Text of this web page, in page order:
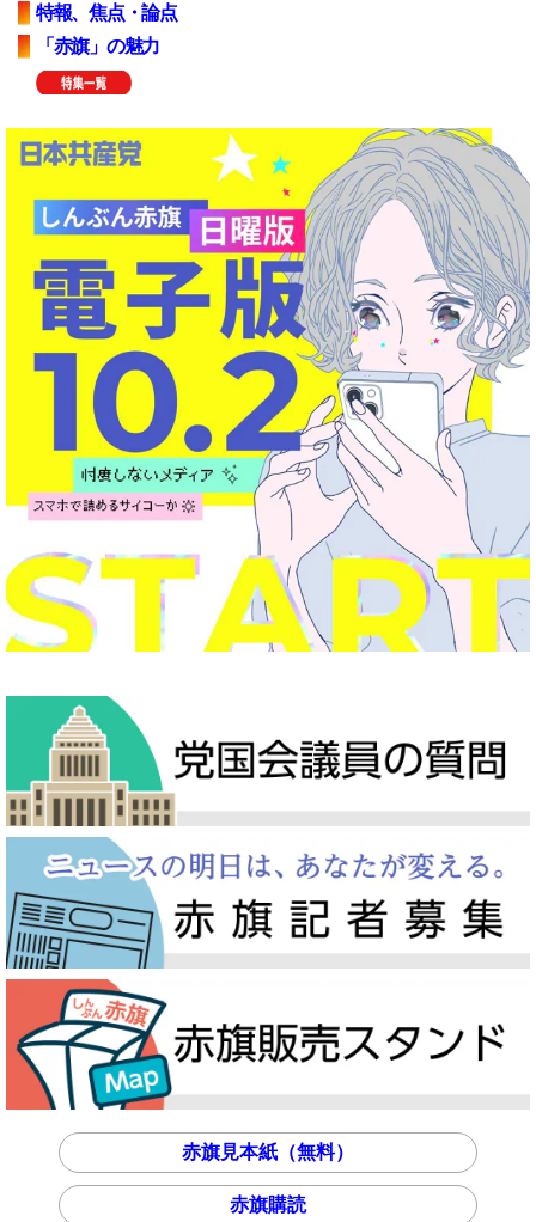
特報、焦点・論点
「赤旗」の魅力
赤旗見本紙（無料）
赤旗購読